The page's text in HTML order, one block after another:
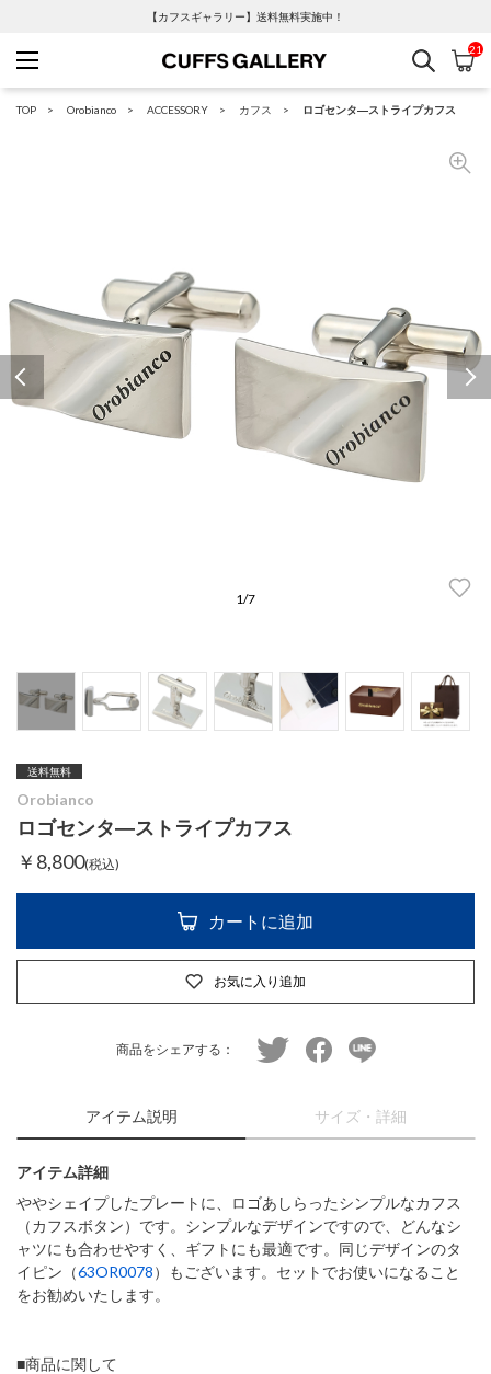
【カフスギャラリー】送料無料実施中！
Cuffs Gallery
検索 カ
21
TOP Orobianco ACCESSORY カフス ロゴセンタ―ストライプカフス
1/7
Previous
送料無料
Orobianco
ロゴセンタ―ストライプカフス
￥8,800(税込)
カートに追加
お気に入り追加
商品をシェアする： twitter facebookline
アイテム説明 サイズ・詳細
アイテム詳細
ややシェイプしたプレートに、ロゴあしらったシンプルなカフス
（カフスボタン）です。シンプルなデザインですので、どんなシ
ャツにも合わせやすく、ギフトにも最適です。同じデザインのタ
イピン（63OR0078）もございます。セットでお使いになること
をお勧めいたします。
■商品に関して